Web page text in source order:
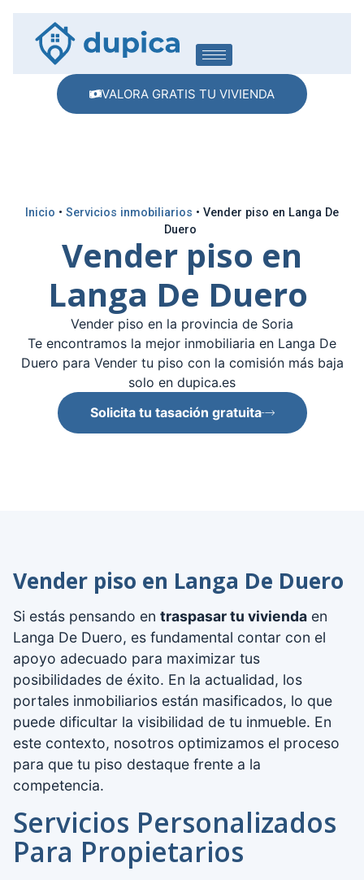
VALORA GRATIS TU VIVIENDA
Inicio • Servicios inmobiliarios • Vender piso en Langa De
Duero
Vender piso en
Langa De Duero
Vender piso en la provincia de Soria
Te encontramos la mejor inmobiliaria en Langa De
Duero para Vender tu piso con la comisión más baja
solo en dupica.es
Solicita tu tasación gratuita
Vender piso en Langa De Duero
Si estás pensando en traspasar tu vivienda en
Langa De Duero, es fundamental contar con el
apoyo adecuado para maximizar tus
posibilidades de éxito. En la actualidad, los
portales inmobiliarios están masificados, lo que
puede dificultar la visibilidad de tu inmueble. En
este contexto, nosotros optimizamos el proceso
para que tu piso destaque frente a la
competencia.
Servicios Personalizados
Para Propietarios